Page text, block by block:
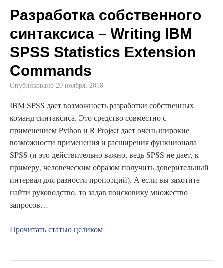
Разработка собственного
синтаксиса – Writing IBM
SPSS Statistics Extension
Commands
Опубликовано 20 ноября, 2018
IBM SPSS дает возможность разработки собственных
команд синтаксиса. Это средство совместно с
применением Python и R Project дает очень широкие
возможности применения и расширения функционала
SPSS (и это действительно важно, ведь SPSS не дает, к
примеру, человеческим образом получить доверительный
интервал для разности пропорций). А если вы захотите
найти руководство, то задав поисковику множество
запросов…
Прочитать статью целиком